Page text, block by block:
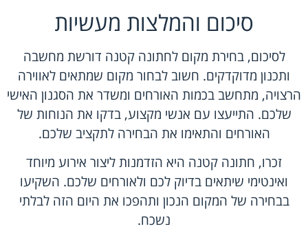
סיכום והמלצות מעשיות
לסיכום, בחירת מקום לחתונה קטנה דורשת מחשבה
ותכנון מדוקדקים. חשוב לבחור מקום שמתאים לאווירה
הרצויה, מתחשב בכמות האורחים ומשדר את הסגנון האישי
שלכם. התייעצו עם אנשי מקצוע, בדקו את הנוחות של
האורחים והתאימו את הבחירה לתקציב שלכם.
זכרו, חתונה קטנה היא הזדמנות ליצור אירוע מיוחד
ואינטימי שיתאים בדיוק לכם ולאורחים שלכם. השקיעו
בבחירה של המקום הנכון ותהפכו את היום הזה לבלתי
נשכח.